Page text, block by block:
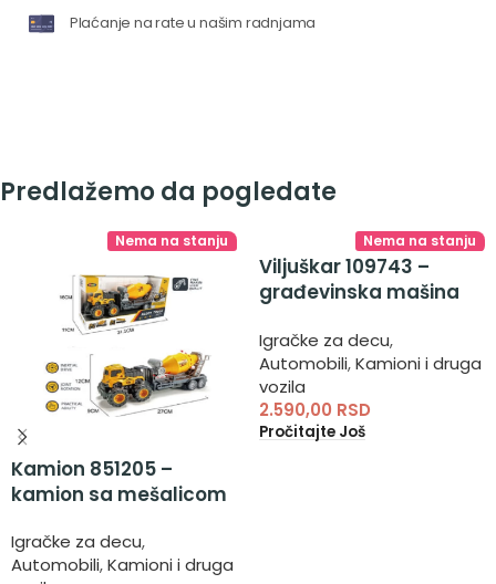
Plaćanje na rate u našim radnjama
Predlažemo da pogledate
Nema na stanju
Kamion 851205 –
kamion sa mešalicom
Igračke za decu,
Automobili,Kamioni i druga
Nema na stanju
Viljuškar 109743 –
građevinska mašina
Igračke za decu,
Automobili,Kamioni i druga
vozila
2.590,00 RSD
Pročitajte Još